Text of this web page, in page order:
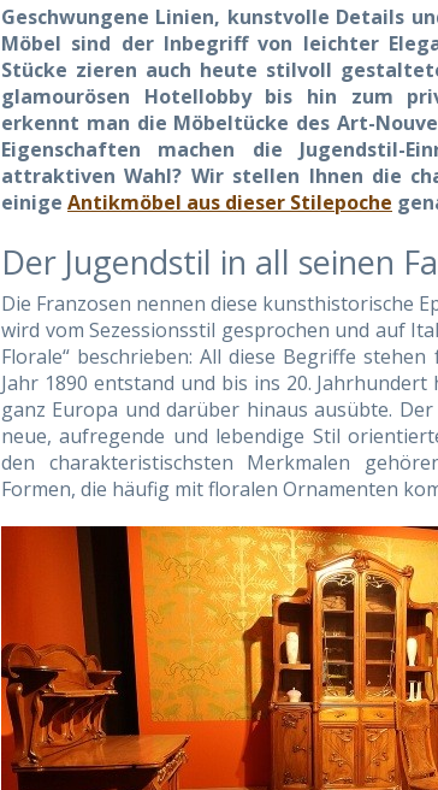
Geschwungene Linien, kunstvolle Details
Möbel sind der Inbegriff von leichter
Stücke zieren auch heute stilvoll
glamourösen Hotellobby bis hin zum
erkennt man die Möbeltücke des Art-
Eigenschaften machen die Jugendstil-
attraktiven Wahl? Wir stellen Ihnen die
einige Antikmöbel aus dieser Stilepoche
Der Jugendstil in all seinen
Die Franzosen nennen diese kunsthistorische
wird vom Sezessionsstil gesprochen und auf
Florale“ beschrieben: All diese Begriffe
Jahr 1890 entstand und bis ins 20.
ganz Europa und darüber hinaus ausübte.
neue, aufregende und lebendige Stil
den charakteristischsten Merkmalen
Formen, die häufig mit floralen Ornamenten